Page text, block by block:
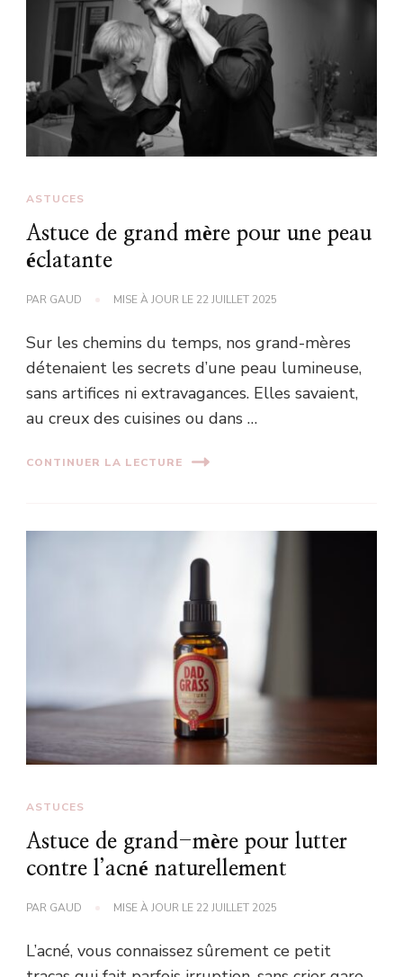
ASTUCES
Astuce de grand mère pour une peau
éclatante
PAR GAUD MISE À JOUR LE 22 JUILLET 2025
Sur les chemins du temps, nos grand-mères
détenaient les secrets d’une peau lumineuse,
sans artifices ni extravagances. Elles savaient,
au creux des cuisines ou dans …
CONTINUER LA LECTURE
ASTUCES
Astuce de grand-mère pour lutter
contre l’acné naturellement
PAR GAUD MISE À JOUR LE 22 JUILLET 2025
L’acné, vous connaissez sûrement ce petit